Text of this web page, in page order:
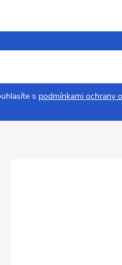
s podmínkami ochrany